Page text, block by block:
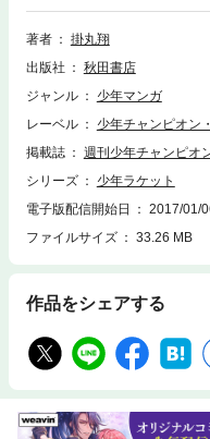
著者
掛丸翔
出版社
秋田書店
ジャンル
少年マンガ
レーベル
少年チャンピオン
掲載誌
週刊少年チャンピオ
シリーズ
少年ラケット
電子版配信開始日
2017/01/
ファイルサイズ
33.26 MB
作品をシェアする